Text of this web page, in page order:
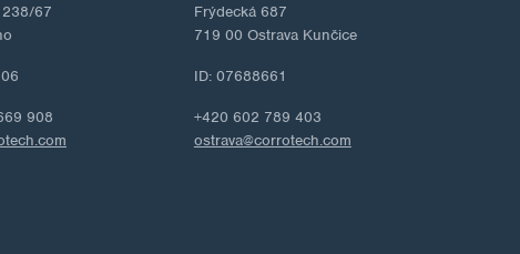
67
908
Frýdecká 687
719 00 Ostrava Kunčice
ID: 07688661
+420 602 789 403
ostrava@corrotech.com